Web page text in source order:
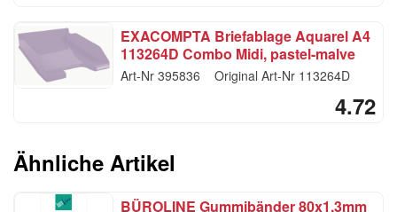
EXACOMPTA Briefablage Aquarel A4
113264D Combo Midi, pastel-malve
Art-Nr 395836 Original Art-Nr 113264D
4.72
Ähnliche Artikel
BÜROLINE Gummibänder 80x1,3mm